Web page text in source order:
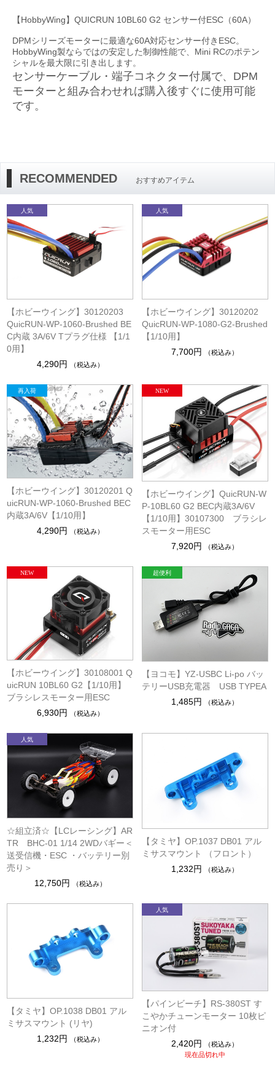
【HobbyWing】QUICRUN 10BL60 G2 センサー付ESC（60A）
DPMシリーズモーターに最適な60A対応センサー付きESC。
HobbyWing製ならではの安定した制御性能で、Mini RCのポテン
シャルを最大限に引き出します。
センサーケーブル・端子コネクター付属で、DPM
モーターと組み合わせれば購入後すぐに使用可能
です。
RECOMMENDED おすすめアイテム
【ホビーウイング】30120203
QuicRUN-WP-1060-Brushed BE
C内蔵 3A/6V Tプラグ仕様 【1/1
0用】
4,290円
（税込み）
【ホビーウイング】30120202
QuicRUN-WP-1080-G2-Brushed
【1/10用】
7,700円
（税込み）
【ホビーウイング】30120201 Q
uicRUN-WP-1060-Brushed BEC
内蔵3A/6V【1/10用】
4,290円
（税込み）
【ホビーウイング】QuicRUN-W
P-10BL60 G2 BEC内蔵3A/6V
【1/10用】30107300 ブラシレ
スモーター用ESC
7,920円
（税込み）
【ホビーウイング】30108001 Q
uicRUN 10BL60 G2【1/10用】
ブラシレスモーター用ESC
6,930円
（税込み）
【ヨコモ】YZ-USBC Li-po バッ
テリーUSB充電器 USB TYPEA
1,485円
（税込み）
☆組立済☆【LCレーシング】AR
TR BHC-01 1/14 2WDバギー＜
送受信機・ESC ・バッテリー別
売り＞
12,750円
（税込み）
【タミヤ】OP.1037 DB01 アル
ミサスマウント （フロント）
1,232円
（税込み）
【タミヤ】OP.1038 DB01 アル
ミサスマウント (リヤ)
1,232円
（税込み）
【パインビーチ】RS-380ST す
こやかチューンモーター 10枚ピ
ニオン付
2,420円
（税込み）
現在品切れ中